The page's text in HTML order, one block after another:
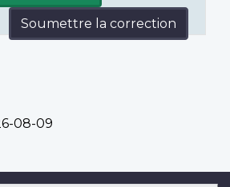
Soumettre la correction
08-09